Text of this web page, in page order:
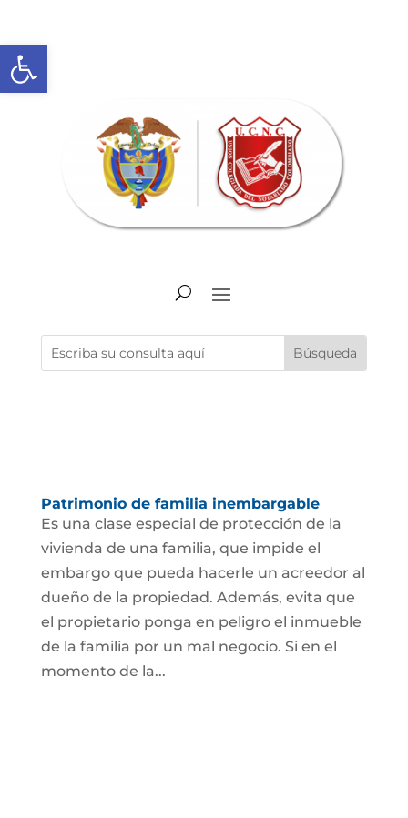
Abrir barra de herramientas
Patrimonio de familia inembargable
Es una clase especial de protección de la
vivienda de una familia, que impide el
embargo que pueda hacerle un acreedor al
dueño de la propiedad. Además, evita que
el propietario ponga en peligro el inmueble
de la familia por un mal negocio. Si en el
momento de la...